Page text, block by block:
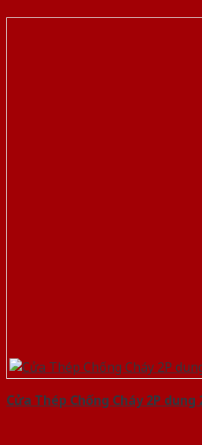
Cửa Thép Chống Cháy 2P